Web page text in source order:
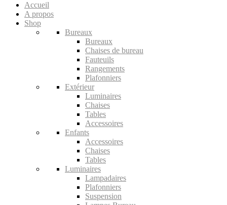
Accueil
A propos
Shop
Bureaux
Bureaux
Chaises de bureau
Fauteuils
Rangements
Plafonniers
Extérieur
Luminaires
Chaises
Tables
Accessoires
Enfants
Accessoires
Chaises
Tables
Luminaires
Lampadaires
Plafonniers
Suspension